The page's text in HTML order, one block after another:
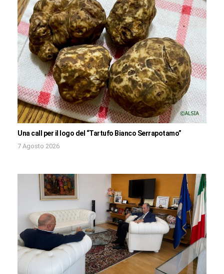
Una call per il logo del “Tartufo Bianco Serrapotamo”
7 Agosto 2026